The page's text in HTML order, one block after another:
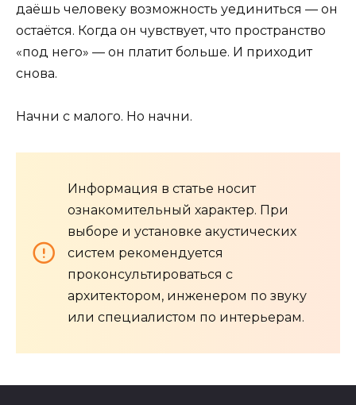
даёшь человеку возможность уединиться — он
остаётся. Когда он чувствует, что пространство
«под него» — он платит больше. И приходит
снова.
Начни с малого. Но начни.
Информация в статье носит
ознакомительный характер. При
выборе и установке акустических
систем рекомендуется
проконсультироваться с
архитектором, инженером по звуку
или специалистом по интерьерам.